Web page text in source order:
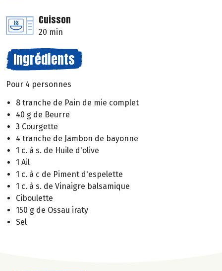
Cuisson
20 min
Ingrédients
Pour 4 personnes
8 tranche de Pain de mie complet
40 g de Beurre
3 Courgette
4 tranche de Jambon de bayonne
1 c. à s. de Huile d'olive
1 Ail
1 c. à c de Piment d'espelette
1 c. à s. de Vinaigre balsamique
Ciboulette
150 g de Ossau iraty
Sel